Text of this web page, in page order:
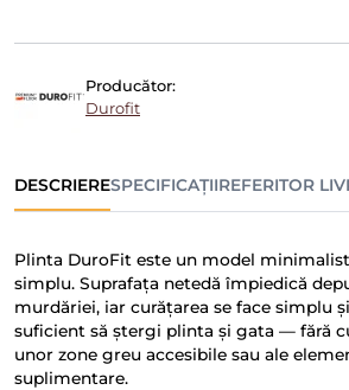
Producător:
Durofit
DESCRIERESPECIFICAȚIIREFERITOR
Plinta DuroFit este un model
simplu. Suprafața netedă împiedică
murdăriei, iar curățarea se face simplu
suficient să ștergi plinta și gata — fără
unor zone greu accesibile sau ale
suplimentare.